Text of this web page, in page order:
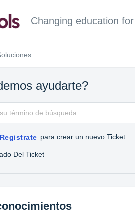
Changing education
ayudarte?
Registrate para crear un nuevo Ticket
Del Ticket